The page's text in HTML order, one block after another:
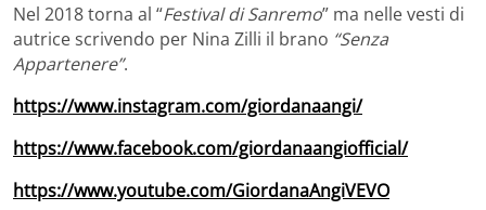
Nel 2018 torna al “Festival di Sanremo” ma nelle vesti di
autrice scrivendo per Nina Zilli il brano “Senza
Appartenere”.
https://www.instagram.com/giordanaangi/
https://www.facebook.com/giordanaangiofficial/
https://www.youtube.com/GiordanaAngiVEVO